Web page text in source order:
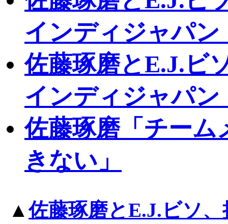
インディジャパ
佐藤琢磨とE.J.ビ
インディジャパ
佐藤琢磨「チーム
きない」
▲佐藤琢磨とE.J.ビソ